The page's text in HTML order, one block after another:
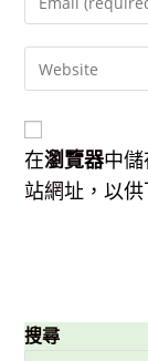
username
to
comment
your
address
toyour
(optional)
在瀏覽器中
站網址，以
搜尋